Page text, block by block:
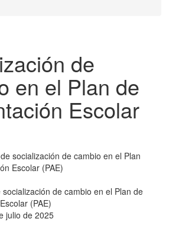
de
en el Plan de
Escolar
de cambio en el Plan de
(PAE)
julio de 2025